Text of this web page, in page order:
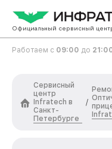
Официальный сервисный
Работаем с 09:00 до
Сервисный
центр
Infratech в
Санкт-
Петербурге
/